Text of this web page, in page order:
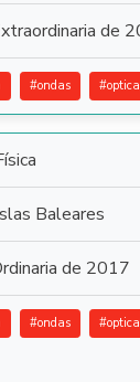
de
#ondas #optica
Baleares
de 2017
#ondas #optica